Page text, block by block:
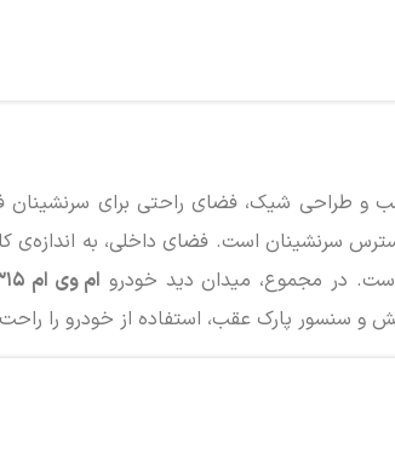
و طراحی شیک، فضای راحتی برای سرنشینان
سرنشینان است. فضای داخلی، به اندازه‌ی
ام وی ام ۳۱۵ (MVM 315)
و سنسور پارک عقب، استفاده از خودرو را